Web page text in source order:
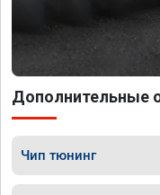
Дополнительные
Чип тюнинг